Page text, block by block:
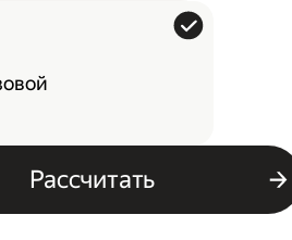
Рассчитать